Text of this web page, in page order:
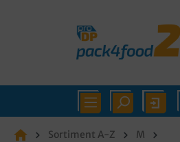
Sortiment A-Z
M